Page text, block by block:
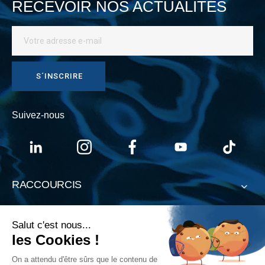
RECEVOIR NOS ACTUALITÉS
S´INSCRIRE
Suivez-nous
RACCOURCIS